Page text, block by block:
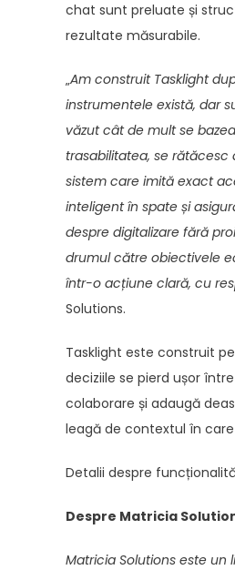
chat sunt preluate și
rezultate măsurabile.
„Am construit Tasklight
instrumentele există, dar
văzut cât de mult se
trasabilitatea, se
sistem care imită exact
inteligent în spate și
despre digitalizare fără
drumul către obiectivele
într-o acțiune clară, cu
Solutions.
Tasklight este construit
deciziile se pierd ușor
colaborare și adaugă
leagă de contextul în
Detalii despre
Despre Matricia
Matricia Solutions este un